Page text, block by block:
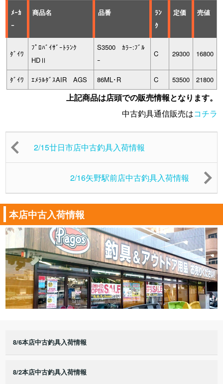
ﾒｰｶ
ｰ
商品名 品番
ﾗﾝ
ｸ
定価 売値
ﾀﾞｲﾜ
ﾌﾟﾛﾊﾞｲｻﾞｰﾄﾗﾝｸ
HDⅡ
S3500 ｶﾗｰ:ﾌﾞﾙ
ｰ
C 29300 16800
ﾀﾞｲﾜ ｴﾒﾗﾙﾀﾞｽAIR AGS 86ML･R C 53500 21800
上記商品は店頭での販売情報となります。
中古釣具通信販売はコチラ
2/15廿日市店中古釣具入荷情報
2/16矢野駅前店中古釣具入荷情報
本店中古入荷情報
8/6本店中古釣具入荷情報
8/2本店中古釣具入荷情報